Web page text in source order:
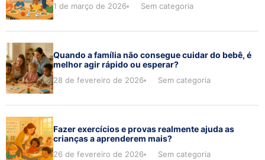
1 de março de 2026 Sem categoria
Quando a família não consegue cuidar do bebê, é
melhor agir rápido ou esperar?
28 de fevereiro de 2026 Sem categoria
Fazer exercícios e provas realmente ajuda as
crianças a aprenderem mais?
26 de fevereiro de 2026 Sem categoria